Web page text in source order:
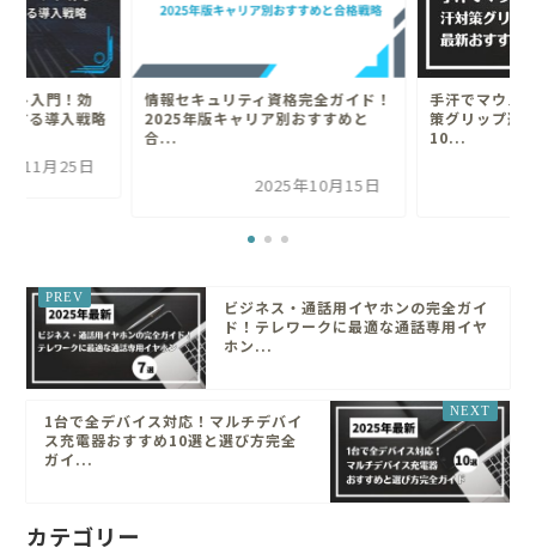
ト入門！効
する導入戦略
年11月25日
情報セキュリティ資格完全ガイド！
2025年版キャリア別おすすめと
合...
2025年10月15日
手汗でマウス
策グリップ選
10...
ビジネス・通話用イヤホンの完全ガイ
ド！テレワークに最適な通話専用イヤ
ホン...
1台で全デバイス対応！マルチデバイ
ス充電器おすすめ10選と選び方完全
ガイ...
カテゴリー